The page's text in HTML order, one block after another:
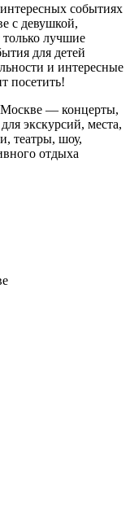
событиях
с девушкой,
лучшие
для детей
и интересные
посетить!
— концерты,
экскурсий, места,
театры, шоу,
отдыха